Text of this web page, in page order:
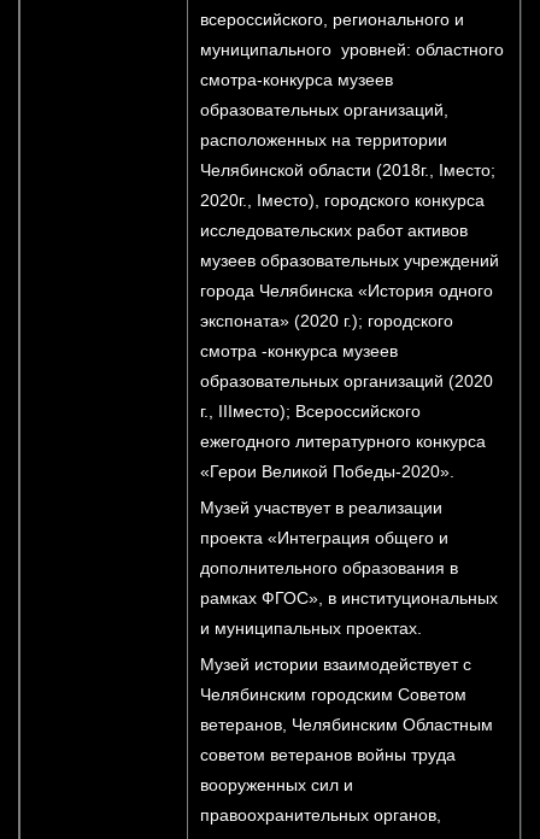
всероссийского, регионального и
муниципального уровней: областного
смотра-конкурса музеев
образовательных организаций,
расположенных на территории
Челябинской области (2018г., Iместо;
2020г., Iместо), городского конкурса
исследовательских работ активов
музеев образовательных учреждений
города Челябинска «История одного
экспоната» (2020 г.); городского
смотра -конкурса музеев
образовательных организаций (2020
г., IIIместо); Всероссийского
ежегодного литературного конкурса
«Герои Великой Победы-2020».
Музей участвует в реализации
проекта «Интеграция общего и
дополнительного образования в
рамках ФГОС», в институциональных
и муниципальных проектах.
Музей истории взаимодействует с
Челябинским городским Советом
ветеранов, Челябинским Областным
советом ветеранов войны труда
вооруженных сил и
правоохранительных органов,